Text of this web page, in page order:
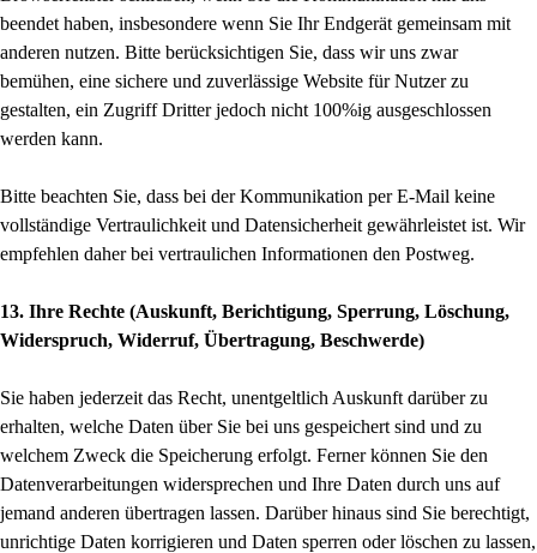
beendet haben, insbesondere wenn Sie Ihr Endgerät gemeinsam mit
anderen nutzen. Bitte berücksichtigen Sie, dass wir uns zwar
bemühen, eine sichere und zuverlässige Website für Nutzer zu
gestalten, ein Zugriff Dritter jedoch nicht 100%ig ausgeschlossen
werden kann.
Bitte beachten Sie, dass bei der Kommunikation per E-Mail keine
vollständige Vertraulichkeit und Datensicherheit gewährleistet ist. Wir
empfehlen daher bei vertraulichen Informationen den Postweg.
13. Ihre Rechte (Auskunft, Berichtigung, Sperrung, Löschung,
Widerspruch, Widerruf, Übertragung, Beschwerde)
Sie haben jederzeit das Recht, unentgeltlich Auskunft darüber zu
erhalten, welche Daten über Sie bei uns gespeichert sind und zu
welchem Zweck die Speicherung erfolgt. Ferner können Sie den
Datenverarbeitungen widersprechen und Ihre Daten durch uns auf
jemand anderen übertragen lassen. Darüber hinaus sind Sie berechtigt,
unrichtige Daten korrigieren und Daten sperren oder löschen zu lassen,